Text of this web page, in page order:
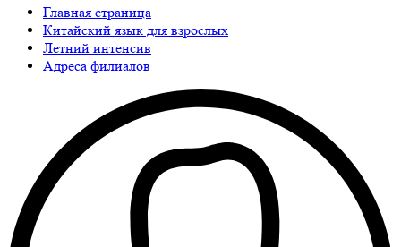
Главная страница
Китайский язык для взрослых
Летний интенсив
Адреса филиалов